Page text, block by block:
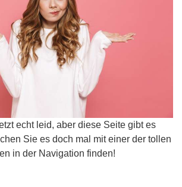
echt leid, aber diese Seite gibt es
Sie es doch mal mit einer der tollen
in der Navigation finden!